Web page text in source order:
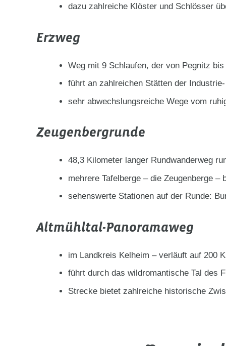
dazu zahlreiche Klöster und Schlösser
Erzweg
Weg mit 9 Schlaufen, der von Pegnitz
führt an zahlreichen Stätten der
sehr abwechslungsreiche Wege vom
Zeugenbergrunde
48,3 Kilometer langer Rundwanderweg
mehrere Tafelberge – die Zeugenberge
sehenswerte Stationen auf der Runde:
Altmühltal-Panoramaweg
im Landkreis Kelheim – verläuft auf 200
führt durch das wildromantische Tal des
Strecke bietet zahlreiche historische